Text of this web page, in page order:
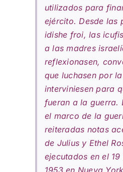
utilizados para
ejército. Desde las
idishe froi, las
a las madres
reflexionasen,
que luchasen por
interviniesen para
fueran a la guerra.
el marco de la
reiteradas notas
de Julius y Ethel
ejecutados en el